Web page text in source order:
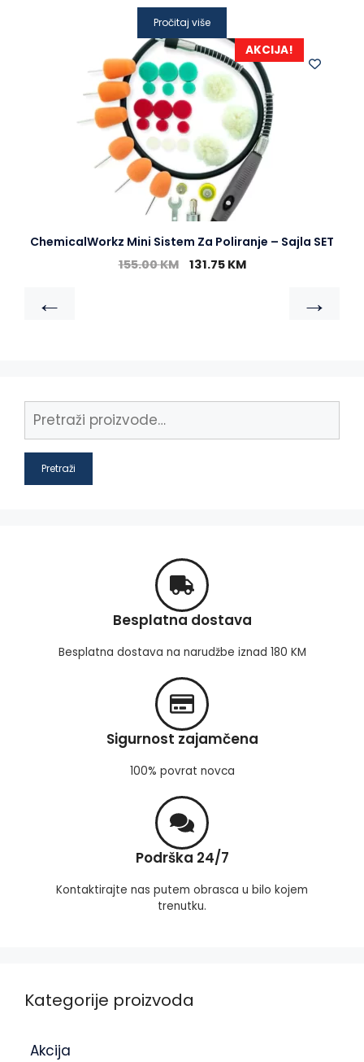
Pročitaj više
AKCIJA!
ChemicalWorkz Mini Sistem Za Poliranje – Sajla SET
155.00KM 131.75 KM
← →
Pretraži
Besplatna dostava
Besplatna dostava na narudžbe iznad 180 KM
Sigurnost zajamčena
100% povrat novca
Podrška 24/7
Kontaktirajte nas putem obrasca u bilo kojem
trenutku.
Kategorije proizvoda
Akcija